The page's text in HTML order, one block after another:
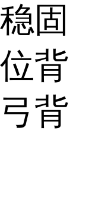
固
背
背